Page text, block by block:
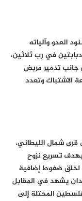
العدو وآلياته
في رب ثلاثين،
جانب تدمير مربض
الاشتباك وتعدد
قرى شمال الليطاني،
تسريع نزوح
لخلق ضغوط إضافية
يشهد في المقابل
المحتلة إلى